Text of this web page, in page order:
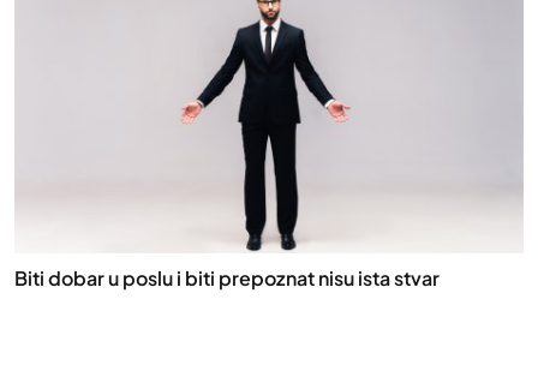
Biti dobar u poslu i biti prepoznat nisu ista stvar